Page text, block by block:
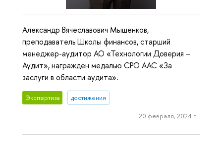
Александр Вячеславович Мышенков,
преподаватель Школы финансов, старший
менеджер-аудитор АО «Технологии Доверия –
Аудит», награжден медалью СРО ААС «За
заслуги в области аудита».
Экспертиза достижения
20 февраля, 2024 г.